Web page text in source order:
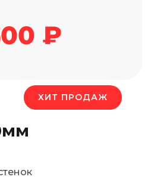
от экспертов ЛТМ
до 15%. Наши клиенты
000₽ в год.
₽
ХИТ ПРОДАЖ